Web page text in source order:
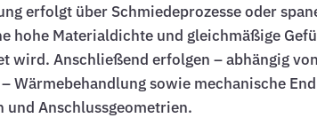
erfolgt über Schmiedeprozesse oder
hohe Materialdichte und gleichmäßige
wird. Anschließend erfolgen – abhängig
Wärmebehandlung sowie mechanische
und Anschlussgeometrien.